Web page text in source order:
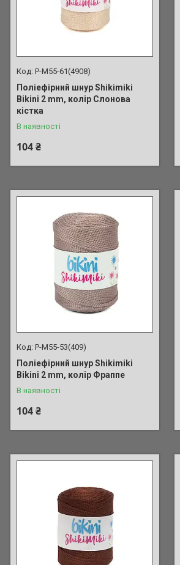
P-M55-61(4908)
Поліефірний шнур Shikimiki
Bikini 2 mm, колір Слонова
кістка
В наявності
104 ₴
P-M55-53(409)
Поліефірний шнур Shikimiki
Bikini 2 mm, колір Фраппе
В наявності
104 ₴